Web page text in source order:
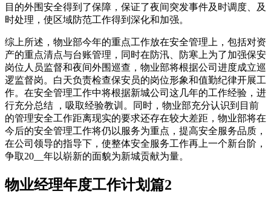
目的外围安全得到了保障，保证了夜间突发事件及时调度、及
时处理，使区域防范工作得到深化和加强。
综上所述，物业部今年的重点工作放在安全管理上，包括对资
产的重点清点与台账管理，同时在防汛、防寒上为了加强保安
岗位人员监督和夜间外围巡查，物业部将根据公司进度成立巡
逻监督岗。白天负责检查保安员的岗位形象和值勤纪律开展工
作。在安全管理工作中将根据新城公司这几年的工作经验，进
行充分总结 ，吸取经验教训。同时，物业部充分认识到目前
的管理安全工作距离现实的要求还存在较大差距，物业部将在
今后的安全管理工作将仍以服务为重点，提高安全服务品质，
在公司领导的指导下，使整体安全服务工作再上一个新台阶，
争取20__年以崭新的面貌为新城贡献为量。
物业经理年度工作计划篇2